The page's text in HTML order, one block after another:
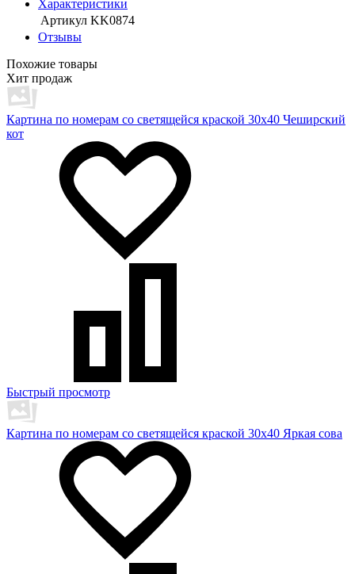
Характеристики
Артикул KK0874
Отзывы
Похожие товары
Хит продаж
Картина по номерам со светящейся краской 30х40 Чеширский
кот
Быстрый просмотр
Картина по номерам со светящейся краской 30х40 Яркая сова